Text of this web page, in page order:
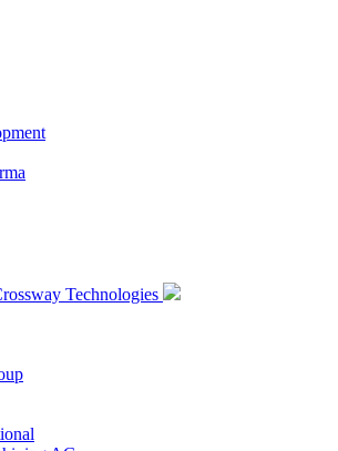
Technologies